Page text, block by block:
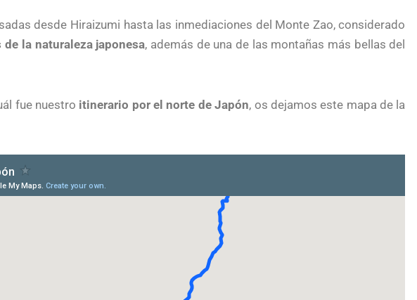
desde Hiraizumi hasta las inmediaciones del Monte Zao, considerado
de la naturaleza japonesa, además de una de las montañas más bellas del
fue nuestro itinerario por el norte de Japón, os dejamos este mapa de la